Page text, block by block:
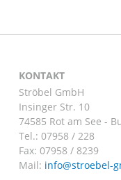
KONTAKT
Ströbel GmbH
Insinger Str. 10
74585 Rot am See -
Tel.: 07958 / 228
Fax: 07958 / 8239
Mail: